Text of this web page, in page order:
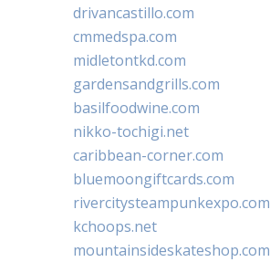
drivancastillo.com
cmmedspa.com
midletontkd.com
gardensandgrills.com
basilfoodwine.com
nikko-tochigi.net
caribbean-corner.com
bluemoongiftcards.com
rivercitysteampunkexpo.com
kchoops.net
mountainsideskateshop.com